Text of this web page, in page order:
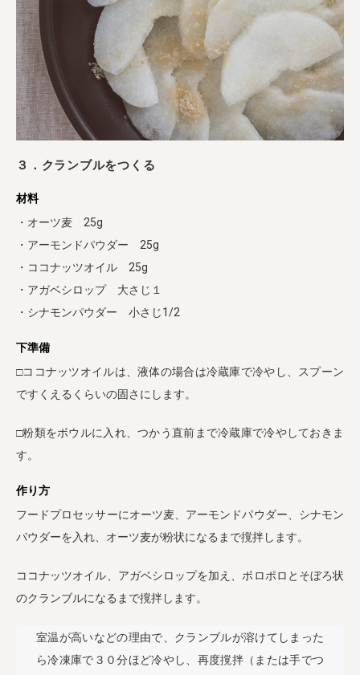
３．クランブルをつくる
材料
・オーツ麦 25g
・アーモンドパウダー 25g
・ココナッツオイル 25g
・アガベシロップ 大さじ１
・シナモンパウダー 小さじ1/2
下準備
□ココナッツオイルは、液体の場合は冷蔵庫で冷やし、スプーン
ですくえるくらいの固さにします。
□粉類をボウルに入れ、つかう直前まで冷蔵庫で冷やしておきま
す。
作り方
フードプロセッサーにオーツ麦、アーモンドパウダー、シナモン
パウダーを入れ、オーツ麦が粉状になるまで撹拌します。
ココナッツオイル、アガベシロップを加え、ポロポロとそぼろ状
のクランブルになるまで撹拌します。
室温が高いなどの理由で、クランブルが溶けてしまった
ら冷凍庫で３０分ほど冷やし、再度撹拌（または手でつ